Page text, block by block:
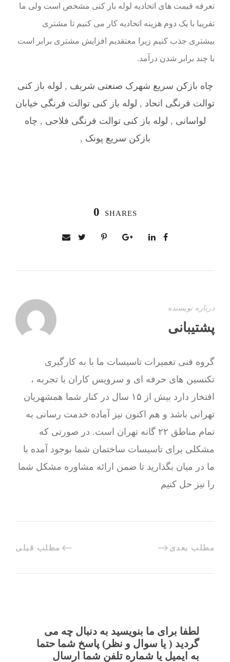
تعرفه قیمت های اتحادیه لوله باز کنی مشخص است ولی ما
تقریبا با یک دوم هزینه اتحادیه کار می کنیم تا مشتری
بیشتری جذب کنیم زیرا معتقدیم افزایش مشتری برابر است
با چند برابر شدن درآمد.
چاه بازکن سریع شهرک صنعتی شریف , لوله باز کنی
توالت فرنگی اتحاد , لوله باز کنی توالت فرنگی خیابان
لواسانی , لوله باز کنی توالت فرنگی فلاحی , چاه
بازکن سریع پونک ,
0 SHARES
درباره نویسنده
پشتیبانی
گروه فنی تعمیرات تاسیسات ما با به‌ کارگیری
تکنسین های حرفه ای و سرویس کاران با تجربه ،
افتخار دارد بیش از ۱۵ سال در کنار شما همشهریان
تهرانی باشد و هم اکنون نیز آماده خدمت رسانی به
تمام مناطق ۲۲ گانه تهران است. در صورتی که
مشکلی برای تاسیسات ساختمان شما بوجود آمده با
ما در میان بگذارید تا ضمن ارائه مشاوره مشکل شما
را نیز حل کنیم
مطلب قبلی مطلب بعدی
لطفا برای ما بنویسید به دنبال چه می
گردید ( یا سوال و نظر) پاسخ شما حتما
به ایمیل یا شماره تلفن شما ارسال